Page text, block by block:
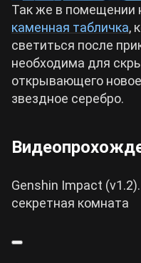
Так же в помещении
каменная табличка,
светиться после
необходима для
открывающего
звездное серебро.
Genshin Impact
секретная комната